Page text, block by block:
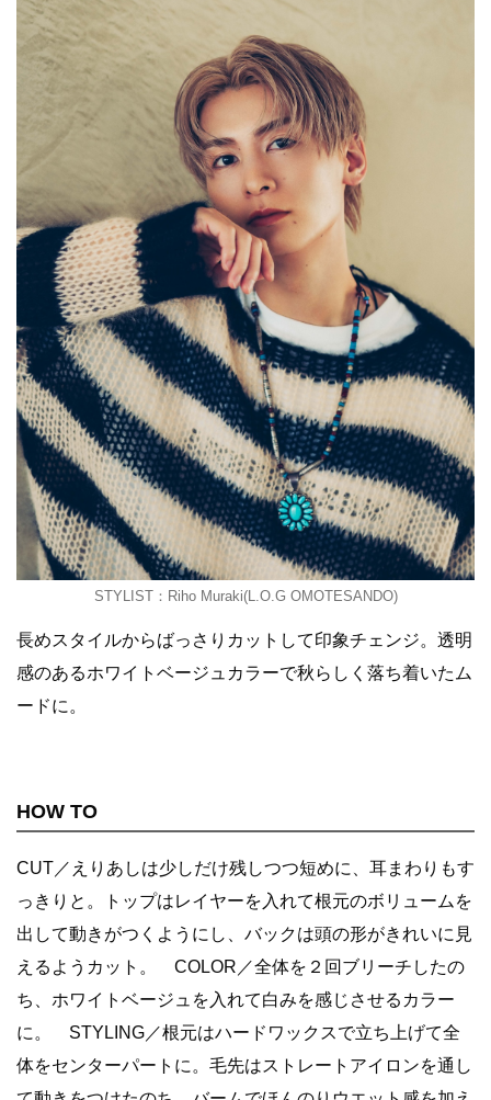
STYLIST：Riho Muraki(L.O.G OMOTESANDO)
長めスタイルからばっさりカットして印象チェンジ。透明
感のあるホワイトベージュカラーで秋らしく落ち着いたム
ードに。
HOW TO
CUT／えりあしは少しだけ残しつつ短めに、耳まわりもす
っきりと。トップはレイヤーを入れて根元のボリュームを
出して動きがつくようにし、バックは頭の形がきれいに見
えるようカット。 COLOR／全体を２回ブリーチしたの
ち、ホワイトベージュを入れて白みを感じさせるカラー
に。 STYLING／根元はハードワックスで立ち上げて全
体をセンターパートに。毛先はストレートアイロンを通し